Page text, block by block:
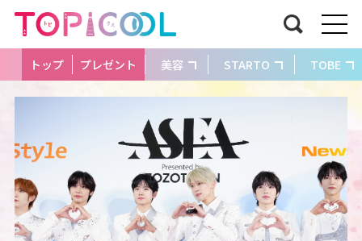
トップ プレゼント 美容 STARTO TOBE